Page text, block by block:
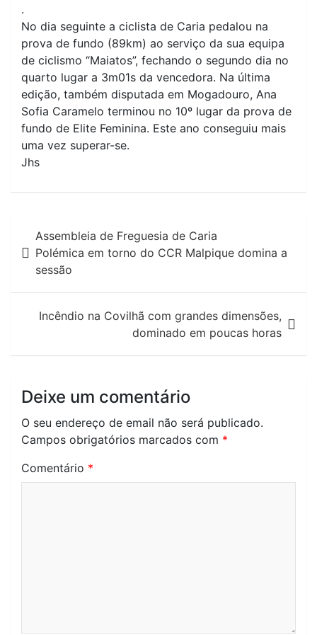
.
No dia seguinte a ciclista de Caria pedalou na
prova de fundo (89km) ao serviço da sua equipa
de ciclismo “Maiatos”, fechando o segundo dia no
quarto lugar a 3m01s da vencedora. Na última
edição, também disputada em Mogadouro, Ana
Sofia Caramelo terminou no 10º lugar da prova de
fundo de Elite Feminina. Este ano conseguiu mais
uma vez superar-se.
Jhs
Navegação
de
artigos
Assembleia de Freguesia de Caria
Polémica em torno do CCR Malpique domina a
sessão
Incêndio na Covilhã com grandes dimensões,
dominado em poucas horas
Deixe um comentário
O seu endereço de email não será publicado.
Campos obrigatórios marcados com *
Comentário *